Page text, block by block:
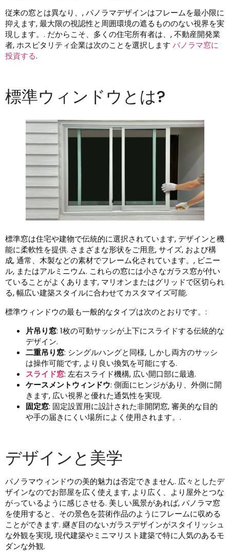
従来の窓とは異なり、, パノラマデザインはフレームを最小限に
抑えます, 最大限の視認性と周囲環境の遮るもののない視界を実
現します。. だからこそ、多くの住宅所有者は、, 不動産開発業
者, ホスピタリティ企業は次のことを選択します パノラマ窓に
投資する.
標準ウィンドウとは?
標準窓は住宅や建物で伝統的に選択されています, デザインと機
能に柔軟性を提供. さまざまな形状をご用意, サイズ, および構
成, 通常、木製などの素材でフレーム化されています。, ビニー
ル, またはアルミニウム. これらの窓には小さなガラス窓が付い
ていることがよくあります, マリオンまたはグリッドで区切られ
る, 幅広い建築スタイルに合わせてカスタマイズ可能.
標準ウィンドウの最も一般的なタイプは次のとおりです。:
片吊り窓: 1枚の可動サッシが上下にスライドする伝統的な
デザイン.
二重吊り窓: シングルハングと同様, しかし両方のサッシ
は操作可能です, より良い換気を可能にする.
スライド窓: 左右スライド機構, 広い開口部に最適.
ケースメントウィンドウ: 側面にヒンジがあり、外側に開
きます, 広い視界と優れた通気性を実現.
固定窓: 固定設置用に設計された非開閉窓, 審美的な目的
や手の届きにくい場所によく使用されます。.
デザインと美学
パノラマウィンドウの美的魅力は否定できません. 広々としたデ
ザインなのでお部屋を広く使えます, より広く、より屋外とつな
がっているように感じさせる. 美しい風景があれば, パノラマ窓
を使用すると、その景色を芸術作品のようにフレームに収める
ことができます. 継ぎ目のないガラスデザインがスタイリッシュ
な外観を実現, 現代建築やミニマリスト建築で特に人気のあるモ
ダンな外観.